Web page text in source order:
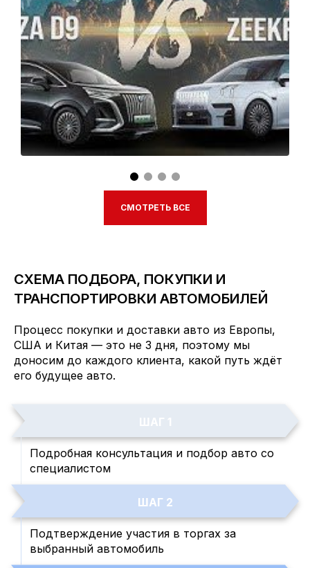
Deza D9 vs Zeekr 009! Подробный автообзор
люксовых минивэнов!
СМОТРЕТЬ ВСЕ
СХЕМА ПОДБОРА, ПОКУПКИ И
ТРАНСПОРТИРОВКИ АВТОМОБИЛЕЙ
Процесс покупки и доставки авто из Европы,
США и Китая — это не 3 дня, поэтому мы
доносим до каждого клиента, какой путь ждёт
его будущее авто.
ШАГ 1
Подробная консультация и подбор авто со
специалистом
ШАГ 2
Подтверждение участия в торгах за
выбранный автомобиль